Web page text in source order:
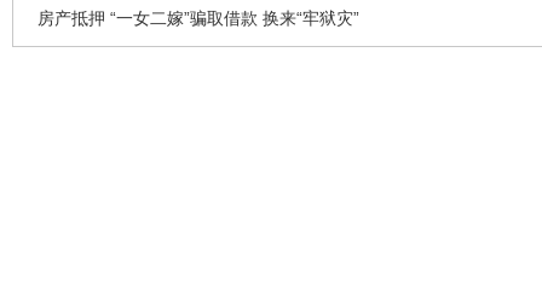
房产抵押 “一女二嫁”骗取借款 换来“牢狱灾”